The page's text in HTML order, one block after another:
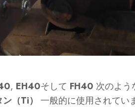
, EH40そして FH40 次のよう
（Ti） 一般的に使用されてい